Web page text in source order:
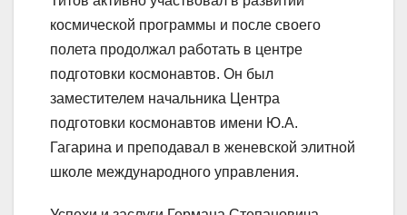
космической программы и после своего
полета продолжал работать в центре
подготовки космонавтов. Он был
заместителем начальника Центра
подготовки космонавтов имени Ю.А.
Гагарина и преподавал в женевской элитной
школе международного управления.